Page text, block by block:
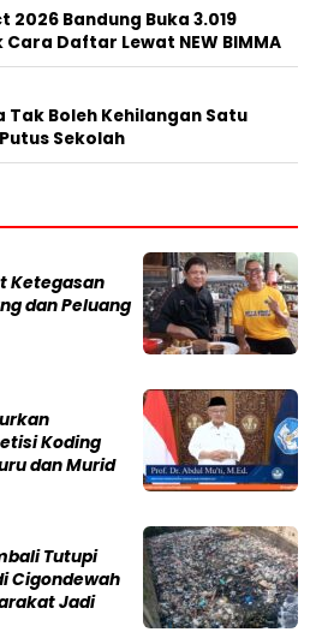
2026 Bandung Buka 3.019
Daftar Lewat NEW BIMMA
Tak Boleh Kehilangan Satu
Sekolah
Ketegasan
dan Peluang
Koding
dan Murid
Tutupi
Cigondewah
Jadi